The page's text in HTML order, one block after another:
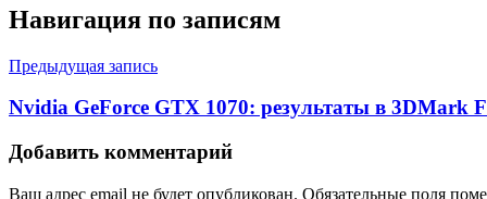
Навигация по записям
Предыдущая запись
Nvidia GeForce GTX 1070: результаты в 3DMark
Добавить комментарий
Ваш адрес email не будет опубликован. Обязательные поля